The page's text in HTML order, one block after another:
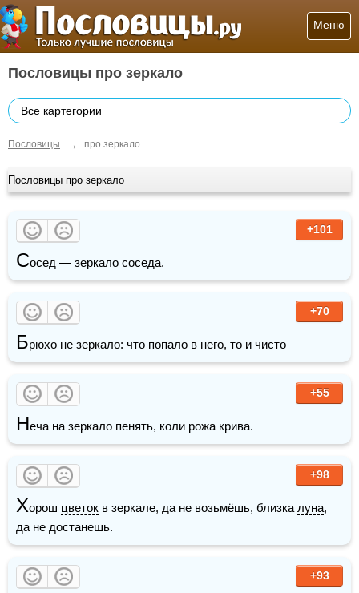
Меню
Пословицы про зеркало
Все картегории
Пословицы → про зеркало
Пословицы про зеркало
+101
Сосед — зеркало соседа.
+70
Брюхо не зеркало: что попало в него, то и чисто
+55
Неча на зеркало пенять, коли рожа крива.
+98
Хорош цветок в зеркале, да не возьмёшь, близка луна,
да не достанешь.
+93